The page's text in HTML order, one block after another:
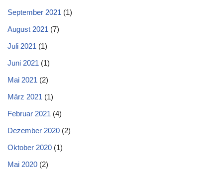
September 2021 (1)
August 2021 (7)
Juli 2021 (1)
Juni 2021 (1)
Mai 2021 (2)
März 2021 (1)
Februar 2021 (4)
Dezember 2020 (2)
Oktober 2020 (1)
Mai 2020 (2)